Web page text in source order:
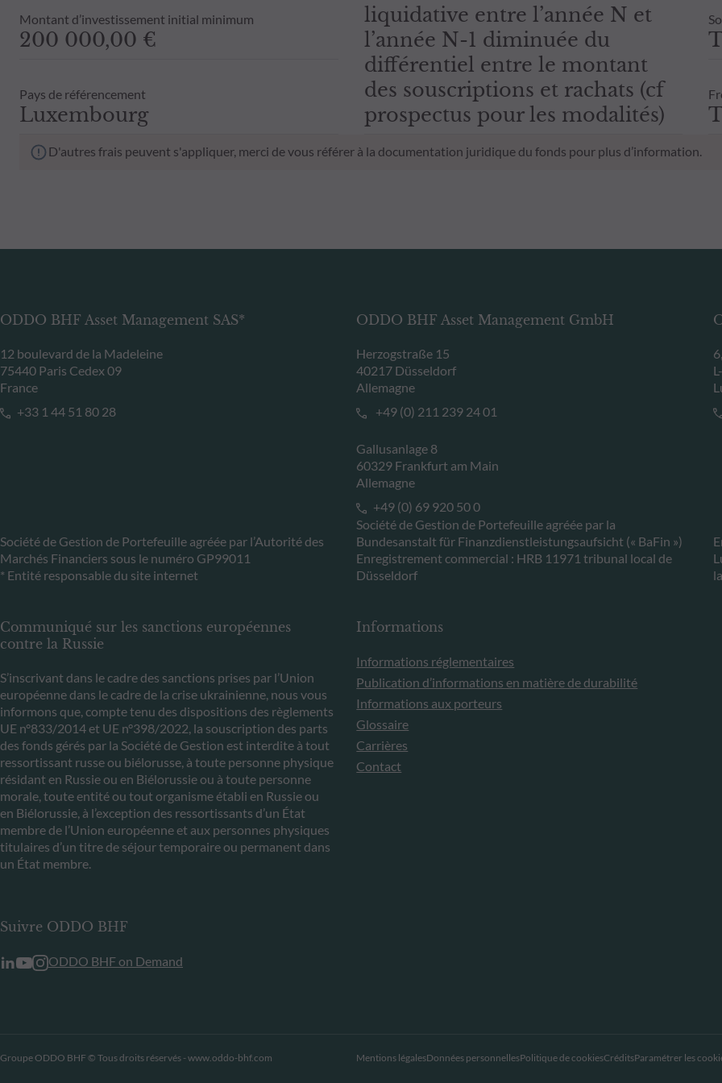
Montant d’investissement initial minimum
200 000,00 €
Pays de référencement
Luxembourg
liquidative entre l’année N et
l’année N-1 diminuée du
différentiel entre le montant
des souscriptions et rachats (cf
prospectus pour les modalités)
D'autres frais peuvent s'appliquer, merci de vous référer à la documentation juridique du fonds pour plus d’information.
ODDO BHF Asset Management SAS*
12 boulevard de la Madeleine
75440 Paris Cedex 09
France
+33 1 44 51 80 28
Société de Gestion de Portefeuille agréée par l’Autorité des
Marchés Financiers sous le numéro GP99011
* Entité responsable du site internet
ODDO BHF Asset Management GmbH
Herzogstraße 15
40217 Düsseldorf
Allemagne
+49 (0) 211 239 24 01
Gallusanlage 8
60329 Frankfurt am Main
Allemagne
+49 (0) 69 920 50 0
Société de Gestion de Portefeuille agréée par la
Bundesanstalt für Finanzdienstleistungsaufsicht (« BaFin »)
Enregistrement commercial : HRB 11971 tribunal local de
Düsseldorf
Communiqué sur les sanctions européennes
contre la Russie
S’inscrivant dans le cadre des sanctions prises par l’Union
européenne dans le cadre de la crise ukrainienne, nous vous
informons que, compte tenu des dispositions des règlements
UE n°833/2014 et UE n°398/2022, la souscription des parts
des fonds gérés par la Société de Gestion est interdite à tout
ressortissant russe ou biélorusse, à toute personne physique
résidant en Russie ou en Biélorussie ou à toute personne
morale, toute entité ou tout organisme établi en Russie ou
en Biélorussie, à l’exception des ressortissants d’un État
membre de l’Union européenne et aux personnes physiques
titulaires d’un titre de séjour temporaire ou permanent dans
un État membre.
Informations
Informations réglementaires
Publication d’informations en matière de durabilité
Informations aux porteurs
Glossaire
Carrières
Contact
Suivre ODDO BHF
ODDO BHF on Demand
Groupe ODDO BHF © Tous droits réservés - www.oddo-bhf.com Mentions légalesDonnées personnellesPolitique de cookiesCréditsParamétrer les